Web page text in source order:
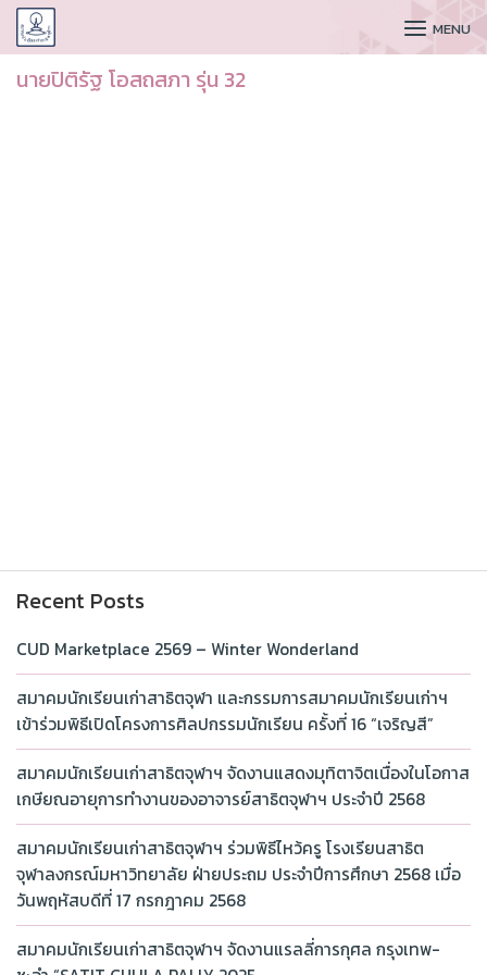
CUDAA MENU
นายปิติรัฐ โอสถสภา รุ่น 32
Recent Posts
CUD Marketplace 2569 – Winter Wonderland
สมาคมนักเรียนเก่าสาธิตจุฬา และกรรมการสมาคมนักเรียนเก่าฯ
เข้าร่วมพิธีเปิดโครงการศิลปกรรมนักเรียน ครั้งที่ 16 “เจริญสี”
สมาคมนักเรียนเก่าสาธิตจุฬาฯ จัดงานแสดงมุทิตาจิตเนื่องในโอกาส
เกษียณอายุการทำงานของอาจารย์สาธิตจุฬาฯ ประจำปี 2568
สมาคมนักเรียนเก่าสาธิตจุฬาฯ ร่วมพิธีไหว้ครู โรงเรียนสาธิต
จุฬาลงกรณ์มหาวิทยาลัย ฝ่ายประถม ประจำปีการศึกษา 2568 เมื่อ
วันพฤหัสบดีที่ 17 กรกฎาคม 2568
สมาคมนักเรียนเก่าสาธิตจุฬาฯ จัดงานแรลลี่การกุศล กรุงเทพ-